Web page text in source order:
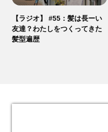
【ラジオ】 #55：髪は長ーい
友達？わたしをつくってきた
髪型遍歴